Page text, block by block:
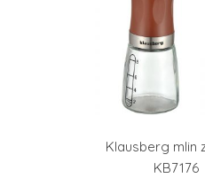
Klausberg mlin
KB7176